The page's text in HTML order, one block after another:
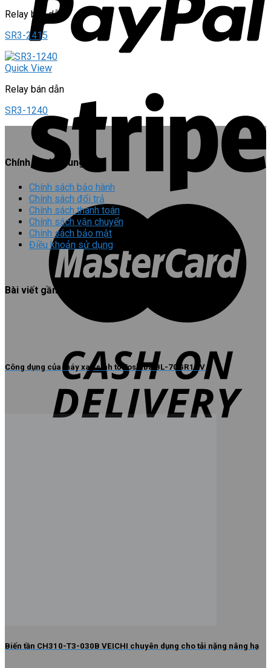
Relay bán dẫn
SR3-2415
Quick View
Relay bán dẫn
SR3-1240
Chính sách chung
Chính sách bảo hành
Chính sách đổi trả
Chính sách thanh toán
Chính sách vận chuyển
Chính sách bảo mật
Điều khoản sử dụng
Bài viết gần đây
Công dụng của máy xay sinh tố Toshiba BL-70GR1UV
Biến tần CH310-T3-030B VEICHI chuyên dụng cho tải nặng nâng hạ